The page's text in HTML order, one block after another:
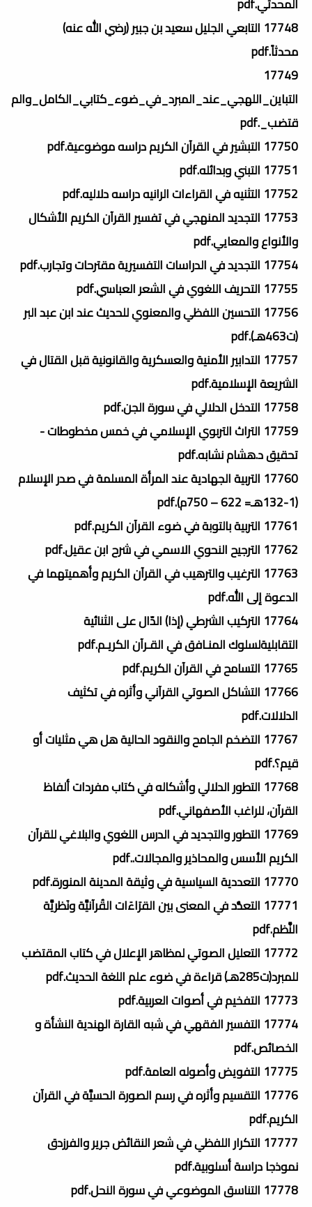
17748 التابعي الجليل سعيد بن جبير (رضي الله عنه)
محدثاً.pdf
17749
التباين_اللهجي_عند_المبرد_في_ضوء_كتابي_الكامل_والم
قتضب_.pdf
17750 التبشير في القرآن الكريم دراسه موضوعية.pdf
17751 التبني وبدائله.pdf
17752 التثنيه في القراءات الرانيه دراسه دلاليه.pdf
17753 التجديد المنهجي في تفسير القرآن الكريم الأشكال
والأنواع والمعايي.pdf
17754 التجديد في الدراسات التفسيرية مقترحات وتجارب.pdf
17755 التحريف اللغوي في الشعر العباسي.pdf
17756 التحسين اللفظي والمعنوي للحديث عند ابن عبد البر
(ت463هـ).pdf
17757 التدابير الأمنية والعسكرية والقانونية قبل القتال في
الشريعة الإسلامية.pdf
17758 التدخل الدلالي في سورة الجن.pdf
17759 التراث التربوي الإسلامي في خمس مخطوطات -
تحقيق د.هشام نشابه.pdf
17760 التربية الجهادية عند المرأة المسلمة في صدر الإسلام
(1-132هـ= 622 – 750م).pdf
17761 التربية بالتوبة في ضوء القرآن الكريم.pdf
17762 الترجيح النحوي الاسمي في شرح ابن عقيل.pdf
17763 الترغيب والترهيب في القرآن الكريم وأهميتهما في
الدعوة إلى الله.pdf
17764 التركيب الشرطي (إذا) الدّال على الثنائية
التقابليةلسلوك المنـافق في القـرآن الكريـم.pdf
17765 التسامح في القرآن الكريم.pdf
17766 التشاكل الصوتي القرآني وأثره في تكثيف
الدلالات.pdf
17767 التضخم الجامح والنقود الحالية ھل ھي مثليات أو
قيم؟.pdf
17768 التطور الدلالي وأشكاله في كتاب مفردات ألفاظ
القرآن، للراغب الأصفهاني.pdf
17769 التطور والتجديد في الدرس اللغوي والبلاغي للقرآن
الكريم الأسس والمحاذير والمجالات..pdf
17770 التعددية السياسية في وثيقة المدينة المنورة.pdf
17771 التعدُّد في المعنى بين القرَاءَات القُرآنيَّة ونَظريَّة
النَّظم.pdf
17772 التعليل الصوتي لمظاهر الإعلال في كتاب المقتضب
للمبرد(ت285هـ) قراءة في ضوء علم اللغة الحديث.pdf
17773 التفخيم في أصوات العربية.pdf
17774 التفسير الفقهي في شبه القارة الهندية النشأة و
الخصائص.pdf
17775 التفويض وأصوله العامة.pdf
17776 التقسيم وأثره في رسم الصورة الحسيَّة في القرآن
الكريم.pdf
17777 التكرار اللفظي في شعر النقائض جرير والفرزدق
نموذجا دراسة أسلوبية.pdf
17778 التناسق الموضوعي في سورة النحل.pdf